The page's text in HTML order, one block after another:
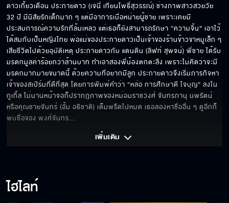
เลือดไหลไม่หยุด
รักแต่พูดไม่ได้
ขอให้เห็นดาวสวย ๆ แบบนี้ตลอดไป
ดาวเกี้ยวเดือน ประกายดาว (เจนี่ เทียนโพธิ์สุวรรณ์) ช่างภาพสาวสวยวัย
32 ปี มีนิสัยรักเด็กมาก ๆ แต่มีอาการเบื่อหน่ายผู้ชาย เพราะเคยมี
ประสบการณ์ความรักที่ล้มเหลว แต่เธอก็ยังสามารถรักษา “ความจิ้น” เอาไว้
ได้สมกับเป็นหญิงไทย พ่อแม่ของประกายดาวเป็นเจ้าของร้านข้าวขาหมูเล็ก ๆ
เสียชีวิตไปด้วยอุบัติเหตุ ประกายดาวกับ แดนดิน (ลิฟท์ สุพจน์) พี่ชาย ได้รับ
มรดกมูลค่าร้อยกว่าล้านบาท ทำเอาสองพี่น้องตกตะลึง เพราะไม่คิดว่าจะมี
มรดกมากมายขนาดนี้ ด้วยความที่อยากมีลูก ประกายดาวจึงเริ่มภารกิจหา
เจ้าของสเปิร์มที่ดีที่สุด โดยการพิมพ์คำว่า “หล่อ การศึกษาดี ใจบุญ” ลงใน
กูเกิ้ล ไม่นานหน้าจอก็ปรากฏภาพของหม่อมราชวงศ์ จันทรภานุ นพรัตน์
หรือคุณชายจันทร์ (อั้ม อธิชาติ) เต็มพรืดไปหมด เธอลองหาชื่ออื่น ๆ ดูอีกก็
พบชื่อของ พงศ์จันทร...
เพิ่มเติม
ไฮไลท์